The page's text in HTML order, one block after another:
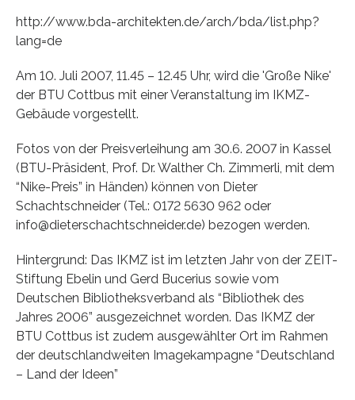
http://www.bda-architekten.de/arch/bda/list.php?
lang=de
Am 10. Juli 2007, 11.45 – 12.45 Uhr, wird die 'Große Nike'
der BTU Cottbus mit einer Veranstaltung im IKMZ-
Gebäude vorgestellt.
Fotos von der Preisverleihung am 30.6. 2007 in Kassel
(BTU-Präsident, Prof. Dr. Walther Ch. Zimmerli, mit dem
“Nike-Preis” in Händen) können von Dieter
Schachtschneider (Tel.: 0172 5630 962 oder
info@dieterschachtschneider.de) bezogen werden.
Hintergrund: Das IKMZ ist im letzten Jahr von der ZEIT-
Stiftung Ebelin und Gerd Bucerius sowie vom
Deutschen Bibliotheksverband als “Bibliothek des
Jahres 2006” ausgezeichnet worden. Das IKMZ der
BTU Cottbus ist zudem ausgewählter Ort im Rahmen
der deutschlandweiten Imagekampagne “Deutschland
– Land der Ideen”